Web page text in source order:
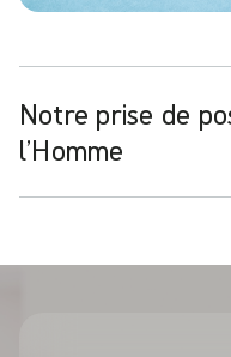
Notre prise de
l’Homme